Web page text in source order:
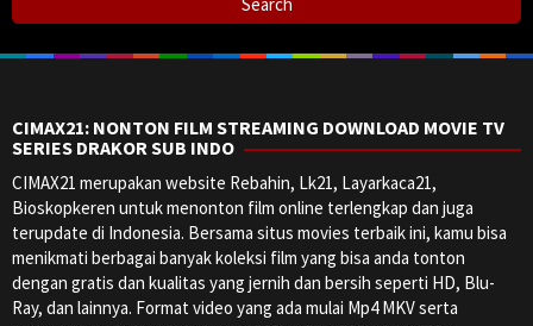
CIMAX21: NONTON FILM STREAMING DOWNLOAD MOVIE TV
SERIES DRAKOR SUB INDO
CIMAX21 merupakan website Rebahin, Lk21, Layarkaca21,
Bioskopkeren untuk menonton film online terlengkap dan juga
terupdate di Indonesia. Bersama situs movies terbaik ini, kamu bisa
menikmati berbagai banyak koleksi film yang bisa anda tonton
dengan gratis dan kualitas yang jernih dan bersih seperti HD, Blu-
Ray, dan lainnya. Format video yang ada mulai Mp4 MKV serta